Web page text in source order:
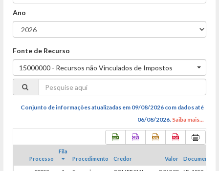
Ano
Fonte de Recurso
15000000 - Recursos não Vinculados de Impostos
Conjunto de informações atualizadas em 09/08/2026 com dados até
06/08/2026. Saiba mais...
Processo
Fila
Procedimento
Credor Valor Documento